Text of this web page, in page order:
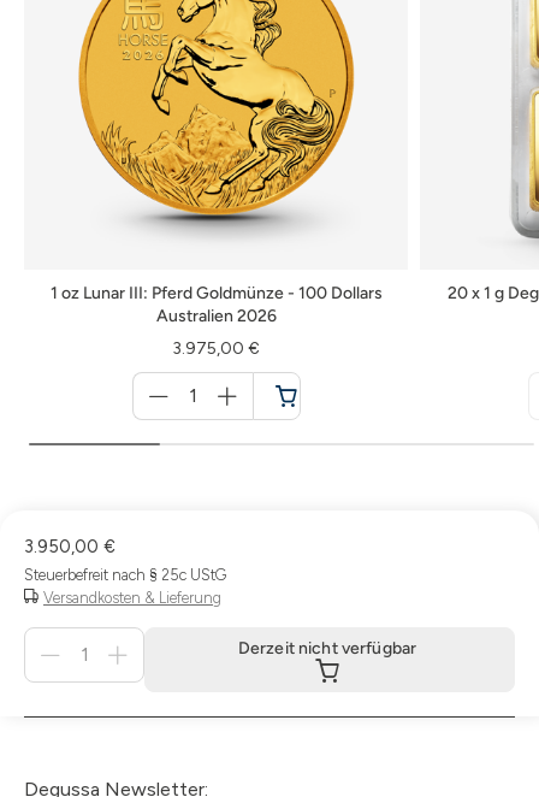
1 oz Lunar III: Pferd Goldmünze - 100 Dollars
Australien 2026
3.975,00 €
für
Warenkorb
20 x 1 g
3.950,00 €
Steuerbefreit nach § 25c UStG
Versandkosten & Lieferung
Derzeit
verfügbar
Derzeit nicht verfügbar
Degussa Newsletter: